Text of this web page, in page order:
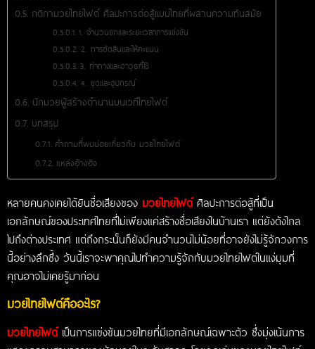
กติกามวยไทยไฟต์ ศิลปะการต่อสู้แบบไทยที่ผสานความทันสมัย
1. จำนวนยกและระยะเวลาการแข่งขัน
2. การตัดสินและให้คะแนน
3. ท่าทางและอาวุธที่ใช้
4. ชุดและอุปกรณ์
นักมวยผู้สร้างตำนานบนเวทีไทยไฟต์
บทสรุป
คำถามที่พบบ่อยเกี่ยวกับ มวยไทยไฟต์
แหล่งอ้างอิง
หลายคนคงเคยได้ยินชื่อเสียงของ มวยไทยไฟต์ศิลปะการต่อสู้ที่เป็น
เอกลักษณ์ของประเทศไทยที่ไม่เพียงแค่สร้างชื่อเสียงในบ้านเรา แต่ยังดังไกล
ไปถึงต่างประเทศ แต่ถึงกระนั้นก็ยังมีคนจำนวนไม่น้อยที่อาจยังไม่รู้จักวงการ
นี้อย่างลึกซึ้ง วันนี้เราจะพาคุณไปทำความรู้จักกับมวยไทยไฟต์ในแง่มุมที่
คุณอาจไม่เคยรู้มาก่อน
มวยไทยไฟต์คืออะไร?
มวยไทยไฟต์เป็นการแข่งขันมวยไทยที่มีเอกลักษณ์เฉพาะตัว ซึ่งมุ่งเน้นการ